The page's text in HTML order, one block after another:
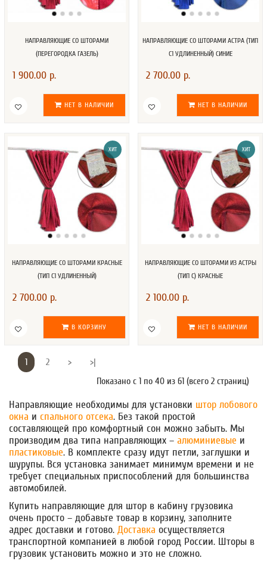
НАПРАВЛЯЮЩИЕ СО ШТОРАМИ
(ПЕРЕГОРОДКА ГАЗЕЛЬ)
1 900.00 р.
НЕТ В НАЛИЧИИ
НАПРАВЛЯЮЩИЕ СО ШТОРАМИ АСТРА (ТИП
С1 УДЛИНЕННЫЙ) СИНИЕ
2 700.00 р.
НЕТ В НАЛИЧИИ
ХИТ
НАПРАВЛЯЮЩИЕ СО ШТОРАМИ КРАСНЫЕ
(ТИП С1 УДЛИНЕННЫЙ)
2 700.00 р.
В КОРЗИНУ
ХИТ
НАПРАВЛЯЮЩИЕ СО ШТОРАМИ ИЗ АСТРЫ
(ТИП С) КРАСНЫЕ
2 100.00 р.
НЕТ В НАЛИЧИИ
1 2 >
>|
Показано с 1 по 40 из 61 (всего 2 страниц)
Направляющие необходимы для установки штор лобового
окна и спального отсека. Без такой простой
составляющей про комфортный сон можно забыть. Мы
производим два типа направляющих – алюминиевые и
пластиковые. В комплекте сразу идут петли, заглушки и
шурупы. Вся установка занимает минимум времени и не
требует специальных приспособлений для большинства
автомобилей.
Купить направляющие для штор в кабину грузовика
очень просто – добавьте товар в корзину, заполните
адрес доставки и готово. Доставка осуществляется
транспортной компанией в любой город России. Шторы в
грузовик установить можно и это не сложно.